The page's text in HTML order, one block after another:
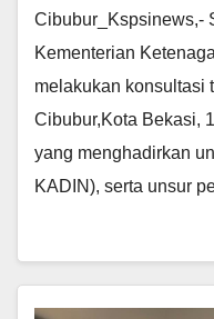
Cibubur_Kspsinews,-
Kementerian
melakukan konsultasi
Cibubur,Kota Bekasi,
yang menghadirkan
KADIN), serta unsur